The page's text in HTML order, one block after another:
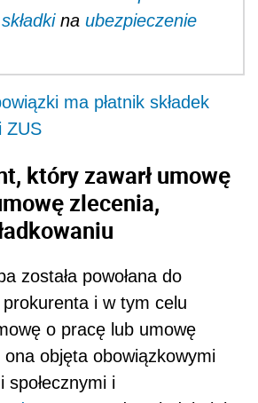
składkina ubezpieczenie
ma płatnik składek
ZUS
który zawarł umowę
zlecenia,
została powołana do
prokurenta i w tym celu
o pracę lub umowę
objęta obowiązkowymi
społecznymi i